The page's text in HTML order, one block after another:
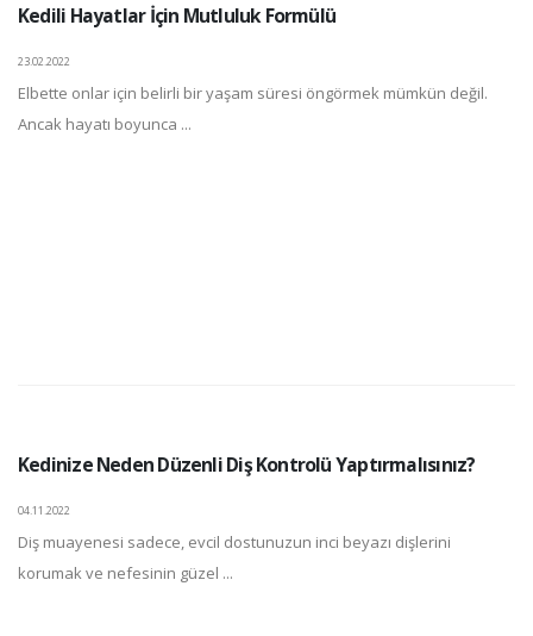
Kedili Hayatlar İçin Mutluluk Formülü
23.02.2022
Elbette onlar için belirli bir yaşam süresi öngörmek mümkün değil.
Ancak hayatı boyunca ...
Kedinize Neden Düzenli Diş Kontrolü Yaptırmalısınız?
04.11.2022
Diş muayenesi sadece, evcil dostunuzun inci beyazı dişlerini
korumak ve nefesinin güzel ...